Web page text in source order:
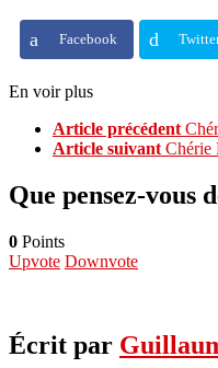
Facebook
En voir plus
Article précédent
Article suivant Chérie
Que pensez-vous
0 Points
Upvote Downvote
Écrit par